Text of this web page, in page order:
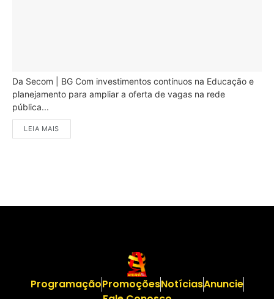
Da Secom | BG Com investimentos contínuos na Educação e
planejamento para ampliar a oferta de vagas na rede
pública...
LEIA MAIS
ProgramaçãoPromoçõesNotíciasAnuncie